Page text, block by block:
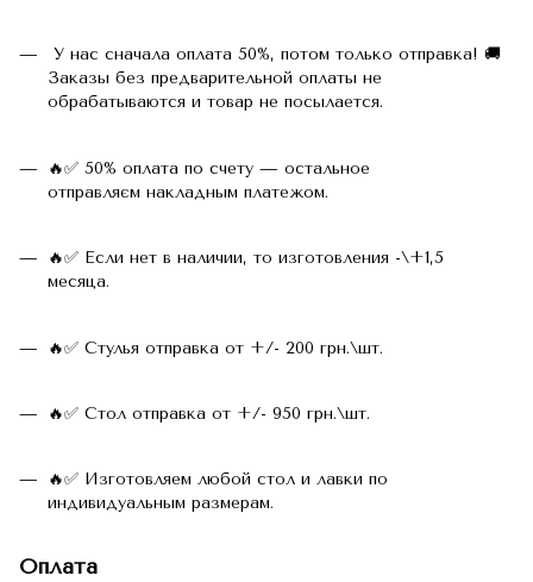
У нас сначала оплата 50%, потом только отправка! 🚚
Заказы без предварительной оплаты не
обрабатываются и товар не посылается.
🔥✅ 50% оплата по счету — остальное
отправляєм накладным платежом.
🔥✅ Если нет в наличии, то изготовления -\+1,5
месяца.
🔥✅ Стулья отправка от +/- 200 грн.\шт.
🔥✅ Стол отправка от +/- 950 грн.\шт.
🔥✅ Изготовляем любой стол и лавки по
индивидуальным размерам.
Оплата